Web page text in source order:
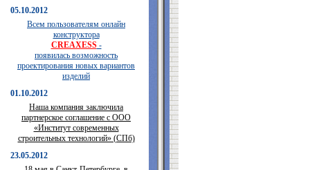
05.10.2012
Всем пользователям онлайн
конструктора
CREAXESS-
появилась возможность
проектирования новых вариантов
изделий
01.10.2012
Наша компания заключила
партнерское соглашение с ООО
«Институт современных
строительных технологий» (СПб)
23.05.2012